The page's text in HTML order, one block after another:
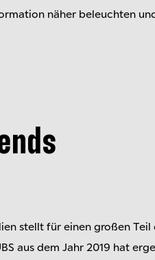
näher beleuchten
stellt für einen großen
aus dem Jahr 2019 hat